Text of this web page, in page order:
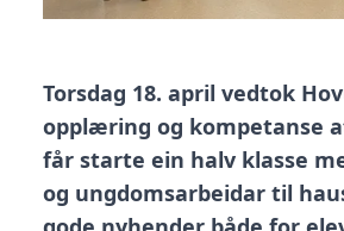
Torsdag 18. april vedtok
opplæring og kompetanse
får starte ein halv klasse
og ungdomsarbeidar til